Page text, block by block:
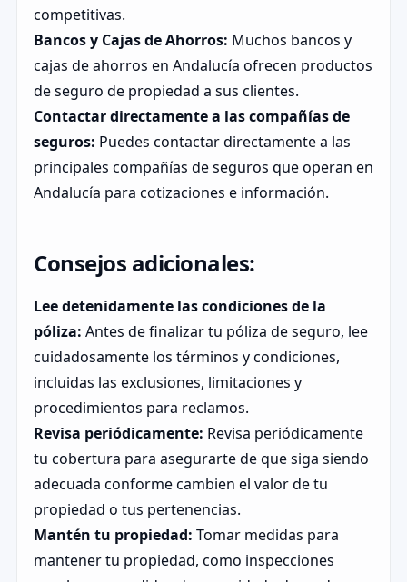
competitivas.
Bancos y Cajas de Ahorros: Muchos bancos y
cajas de ahorros en Andalucía ofrecen productos
de seguro de propiedad a sus clientes.
Contactar directamente a las compañías de
seguros: Puedes contactar directamente a las
principales compañías de seguros que operan en
Andalucía para cotizaciones e información.
Consejos adicionales:
Lee detenidamente las condiciones de la
póliza: Antes de finalizar tu póliza de seguro, lee
cuidadosamente los términos y condiciones,
incluidas las exclusiones, limitaciones y
procedimientos para reclamos.
Revisa periódicamente: Revisa periódicamente
tu cobertura para asegurarte de que siga siendo
adecuada conforme cambien el valor de tu
propiedad o tus pertenencias.
Mantén tu propiedad: Tomar medidas para
mantener tu propiedad, como inspecciones